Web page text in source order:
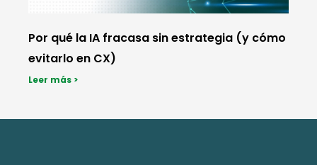
Por qué la IA fracasa sin estrategia (y cómo
evitarlo en CX)
Leer más >